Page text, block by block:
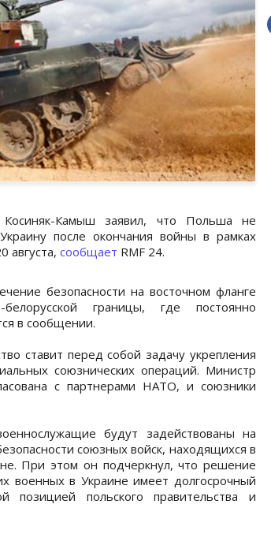
Камыш заявил, что Польша не
после окончания войны в рамках
августа, сообщает RMF 24.
безопасности на восточном фланге
границы, где постоянно
в сообщении.
ставит перед собой задачу укрепления
союзнических операций. Министр
с партнерами НАТО, и союзники
будут задействованы на
союзных войск, находящихся в
При этом он подчеркнул, что решение
военных в Украине имеет долгосрочный
позицией польского правительства и